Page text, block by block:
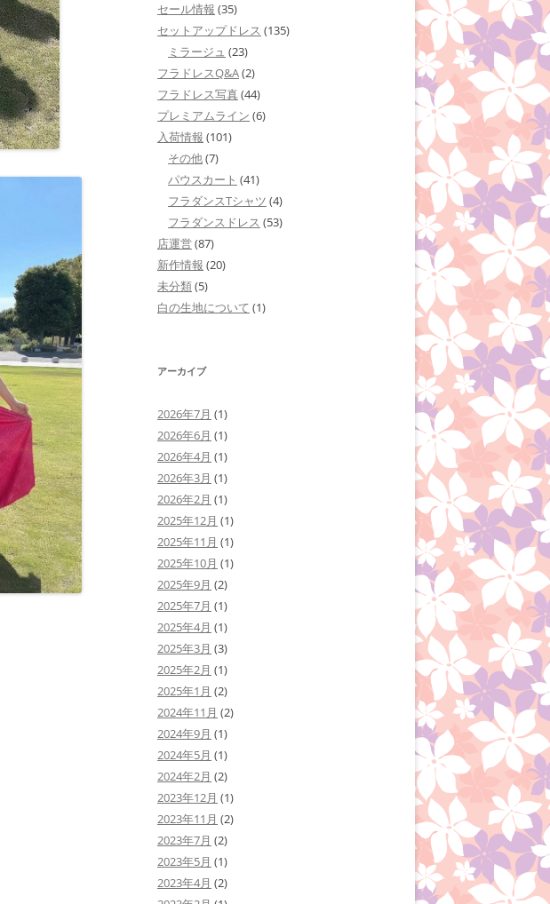
セール情報 (35)
セットアップドレス (135)
ミラージュ (23)
フラドレスQ&A(2)
フラドレス写真(44)
プレミアムライン (6)
入荷情報 (101)
その他(7)
パウスカート (41)
フラダンスTシャツ (4)
フラダンスドレス (53)
店運営(87)
新作情報 (20)
未分類(5)
白の生地について (1)
アーカイブ
2026年7月 (1)
2026年6月 (1)
2026年4月 (1)
2026年3月 (1)
2026年2月 (1)
2025年12月 (1)
2025年11月 (1)
2025年10月 (1)
2025年9月 (2)
2025年7月 (1)
2025年4月 (1)
2025年3月 (3)
2025年2月 (1)
2025年1月 (2)
2024年11月 (2)
2024年9月 (1)
2024年5月 (1)
2024年2月 (2)
2023年12月 (1)
2023年11月 (2)
2023年7月 (2)
2023年5月 (1)
2023年4月 (2)